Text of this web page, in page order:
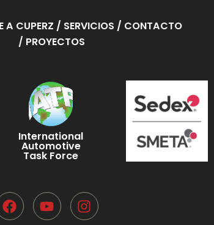
A CUPERZ / SERVICIOS / CONTACTO
/ PROYECTOS
International
Automotive
Task Force